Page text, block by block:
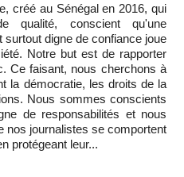
créé au Sénégal en 2016, qui
qualité, conscient qu'une
surtout digne de confiance joue
Notre but est de rapporter
Ce faisant, nous cherchons à
la démocratie, les droits de la
Nous sommes conscients
de responsabilités et nous
nos journalistes se comportent
protégeant leur...